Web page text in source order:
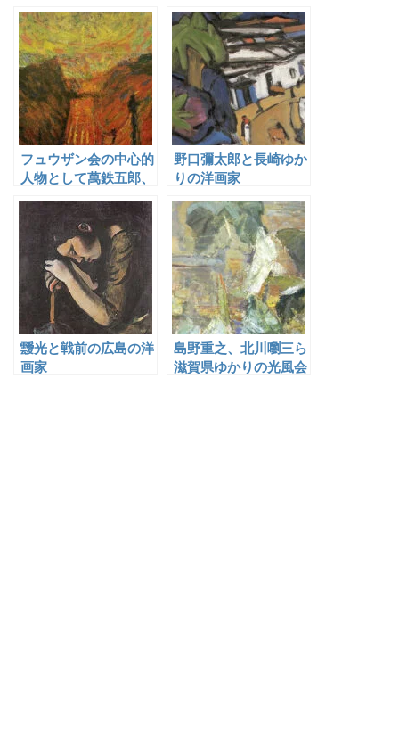
として活躍した矢部友
衛
チストでもあった福田
豊四郎
フュウザン会の中心的
人物として萬鉄五郎、
岸田劉生らとともに活
動した川上涼花
野口彌太郎と長崎ゆか
りの洋画家
靉光と戦前の広島の洋
画家
島野重之、北川嚠三ら
滋賀県ゆかりの光風会